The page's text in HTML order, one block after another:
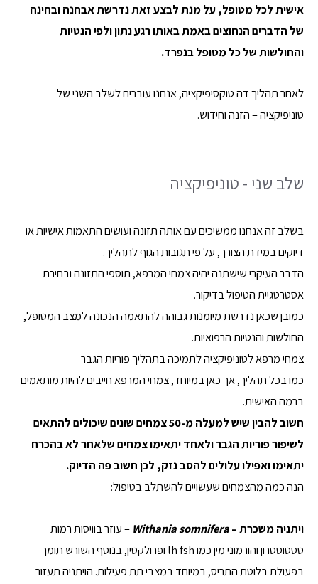
אישית לכל מטופל, על מנת לבצע זאת נדרשת אבחנה ובחינה
של הדברים הנחוצים באמת באותו רגע נתון ולפי הנטיות
והחולשות של כל מטופל בנפרד.
לאחר תהליך דה טוקסיפיקציה, אנחנו עוברים לשלב השני של
טוניפיקציה – הזנה וחידוש.
שלב שני - טוניפיקציה
בשלב זה אנחנו ממשיכים עם אותה תזונה ועושים התאמות אישיות או
דיוקים במידת הצורך, על פי תגובות הגוף לתהליך.
הדבר העיקרי שישתנה יהיה צמחי המרפא, תוספי התזונה ובחירת
אסטרטגיית הטיפול בדיקור.
כמובן שכאן נדרשת מיומנות גבוהה להתאמה הנכונה למצב המטופל,
החולשות והנטיות הרפואיות.
צמחי מרפא לטוניפיקציה לתמיכה בתהליך פוריות הגבר
כמו בכל תהליך, אך כאן במיוחד, צמחי המרפא חייבים להיות מותאמים
ברמה האישית.
חשוב להבין שיש למעלה מ-50 צמחים שונים שיכולים להתאים
לשיפור פוריות הגבר ולאחד יתאימו צמחים שלאחר לא בהכרח
יתאימו ואפילו עלולים להסב נזק, לכן חשוב פה הדיוק.
הנה כמה מהצמחים שעשויים להשתלב בטיפול:
ויתניה משכרת –Withania somnifera – עוזר בוויסות רמות
טסטוסטרון והורמוני מין כמו lh fsh ופרולקטין, בנוסף השורש תומך
בפעולת בלוטת התריס, במיוחד במצבי תת פעילות. הויתניה תעזור